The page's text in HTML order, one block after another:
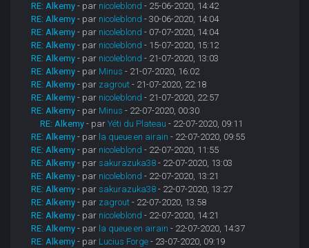
RE: Alkemy - par nicoleblond - 25-06-2020, 14:42
RE: Alkemy - par nicoleblond - 30-06-2020, 14:04
RE: Alkemy - par nicoleblond - 07-07-2020, 14:04
RE: Alkemy - par nicoleblond - 15-07-2020, 15:12
RE: Alkemy - par nicoleblond - 21-07-2020, 13:03
RE: Alkemy - par Minus - 21-07-2020, 16:02
RE: Alkemy - par zagrout - 21-07-2020, 22:18
RE: Alkemy - par nicoleblond - 21-07-2020, 22:57
RE: Alkemy - par Minus - 22-07-2020, 00:30
RE: Alkemy - parYéti du Plateau - 22-07-2020, 09:11
RE: Alkemy - par la queue en airain - 22-07-2020, 09:55
RE: Alkemy - par nicoleblond - 22-07-2020, 11:55
RE: Alkemy - par sakurazuka38 - 22-07-2020, 13:03
RE: Alkemy - par nicoleblond - 22-07-2020, 13:21
RE: Alkemy - par sakurazuka38 - 22-07-2020, 13:27
RE: Alkemy - par zagrout - 22-07-2020, 13:58
RE: Alkemy - par nicoleblond - 22-07-2020, 14:21
RE: Alkemy - par la queue en airain - 22-07-2020, 14:37
RE: Alkemy - par Lucius Forge - 23-07-2020, 09:19